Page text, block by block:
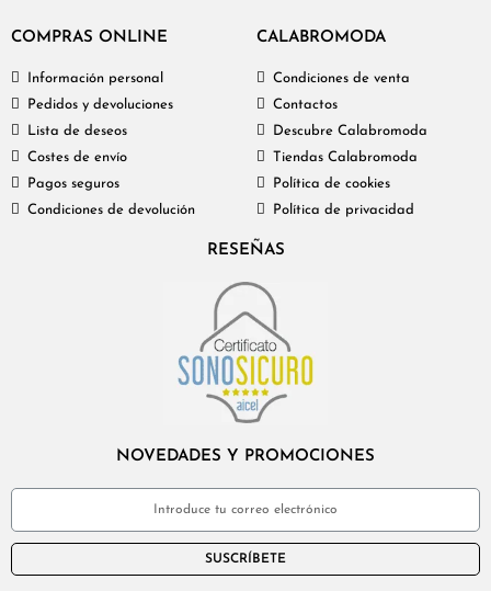
COMPRAS ONLINE
Información personal
Pedidos y devoluciones
Lista de deseos
Costes de envío
Pagos seguros
Condiciones de devolución
CALABROMODA
Condiciones de venta
Contactos
Descubre Calabromoda
Tiendas Calabromoda
Política de cookies
Política de privacidad
RESEÑAS
NOVEDADES Y PROMOCIONES
SUSCRÍBETE